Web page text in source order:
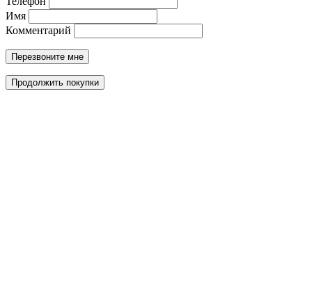
Имя
Комментарий
Перезвоните мне
Продолжить покупки